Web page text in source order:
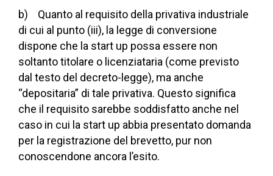
b) Quanto al requisito della privativa industriale
di cui al punto (iii), la legge di conversione
dispone che la start up possa essere non
soltanto titolare o licenziataria (come previsto
dal testo del decreto-legge), ma anche
“depositaria” di tale privativa. Questo significa
che il requisito sarebbe soddisfatto anche nel
caso in cui la start up abbia presentato domanda
per la registrazione del brevetto, pur non
conoscendone ancora l’esito.